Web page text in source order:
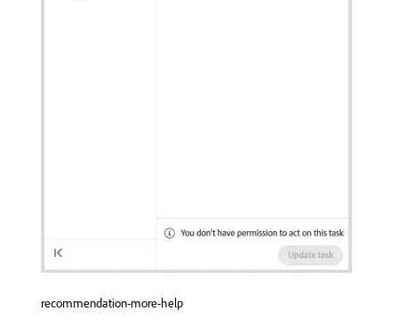
recommendation-more-help